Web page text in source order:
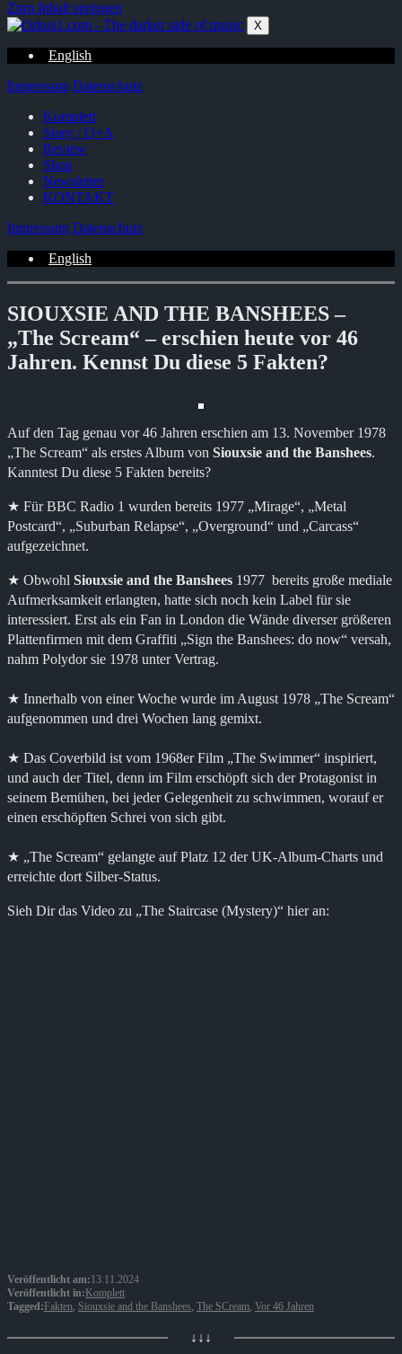
Zum Inhalt springen
X
English
Impressum Datenschutz
Komplett
Story / Q+A
Review
Shop
Newsletter
KONTAKT
Impressum Datenschutz
English
SIOUXSIE AND THE BANSHEES –
„The Scream“ – erschien heute vor 46
Jahren. Kennst Du diese 5 Fakten?
Auf den Tag genau vor 46 Jahren erschien am 13. November 1978
„The Scream“ als erstes Album von Siouxsie and the Banshees.
Kanntest Du diese 5 Fakten bereits?
★ Für BBC Radio 1 wurden bereits 1977 „Mirage“, „Metal
Postcard“, „Suburban Relapse“, „Overground“ und „Carcass“
aufgezeichnet.
★ Obwohl Siouxsie and the Banshees 1977 bereits große mediale
Aufmerksamkeit erlangten, hatte sich noch kein Label für sie
interessiert. Erst als ein Fan in London die Wände diverser größeren
Plattenfirmen mit dem Graffiti „Sign the Banshees: do now“ versah,
nahm Polydor sie 1978 unter Vertrag.
★ Innerhalb von einer Woche wurde im August 1978 „The Scream“
aufgenommen und drei Wochen lang gemixt.
★ Das Coverbild ist vom 1968er Film „The Swimmer“ inspiriert,
und auch der Titel, denn im Film erschöpft sich der Protagonist in
seinem Bemühen, bei jeder Gelegenheit zu schwimmen, worauf er
einen erschöpften Schrei von sich gibt.
★ „The Scream“ gelangte auf Platz 12 der UK-Album-Charts und
erreichte dort Silber-Status.
Sieh Dir das Video zu „The Staircase (Mystery)“ hier an:
Veröffentlicht am:13.11.2024
Veröffentlicht in:Komplett
Tagged:Fakten, Siouxsie and the Banshees, The SCream, Vor 46 Jahren
↓↓↓